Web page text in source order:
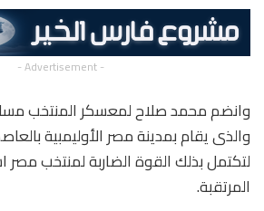
- Advertisement -
وانضم محمد صلاح لمعسكر المنتخب
والذى يقام بمدينة مصر الأوليمبية
لتكتمل بذلك القوة الضاربة لمنتخب مصر
المرتقبة.